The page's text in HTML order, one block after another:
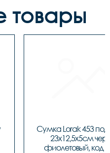
товары
Сумка Lorak 453
23х12,5х5см
фиолетовый, код